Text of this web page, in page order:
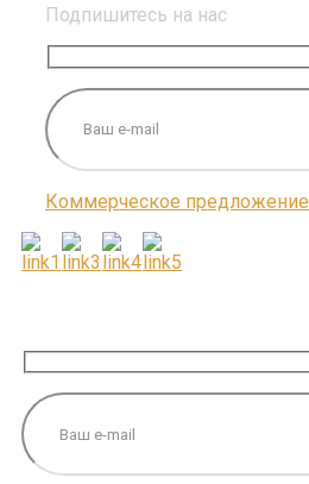
Подпишитесь на нас
Коммерческое предложение